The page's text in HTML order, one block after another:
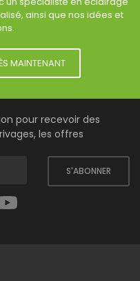
ainsi que nos idées et
MAINTENANT
pour recevoir des
les offres
S'ABONNER